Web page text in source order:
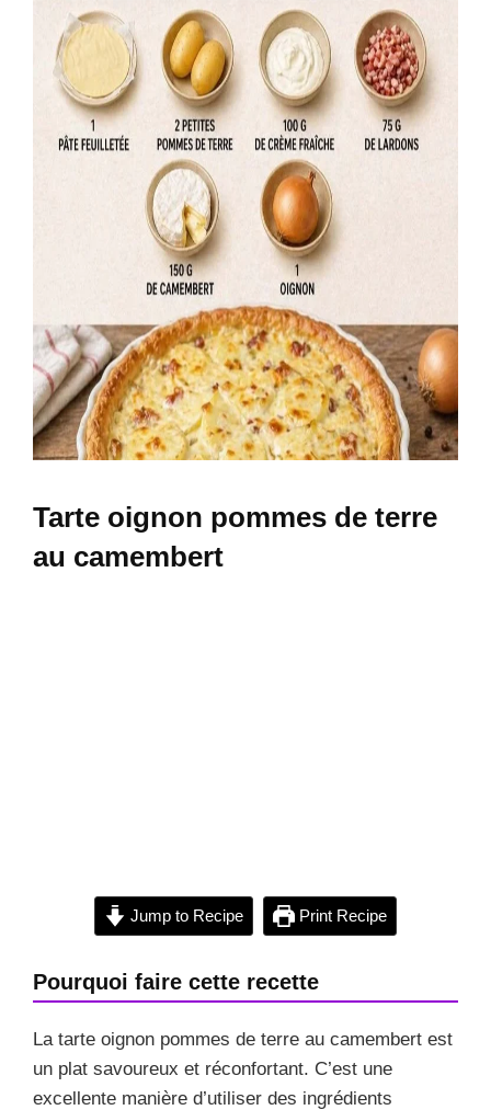
Tarte oignon pommes de terre
au camembert
Jump to Recipe Print Recipe
Pourquoi faire cette recette
La tarte oignon pommes de terre au camembert est
un plat savoureux et réconfortant. C’est une
excellente manière d’utiliser des ingrédients